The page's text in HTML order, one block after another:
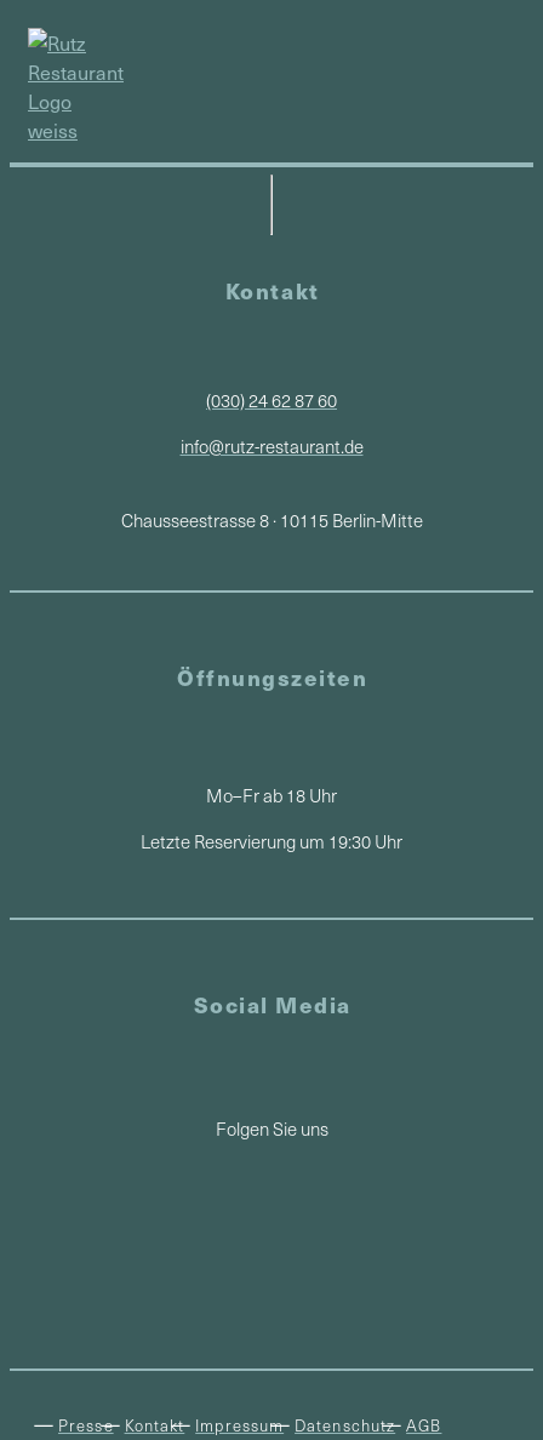
Kontakt
(030) 24 62 87 60
info@rutz-restaurant.de
Chausseestrasse 8 · 10115 Berlin-Mitte
Öffnungszeiten
Mo–Fr ab 18 Uhr
Letzte Reservierung um 19:30 Uhr
Social Media
Folgen Sie uns
Presse Kontakt Impressum Datenschutz AGB